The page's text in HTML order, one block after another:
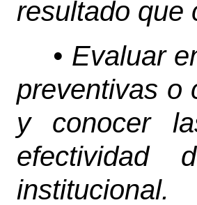
resultado que
• Evaluar
preventivas o
y conocer
efectividad
institucional.